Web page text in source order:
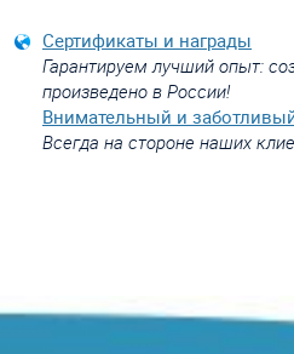
Сертификаты и награды
Гарантируем лучший опыт:
произведено в России!
Внимательный и
Всегда на стороне наших